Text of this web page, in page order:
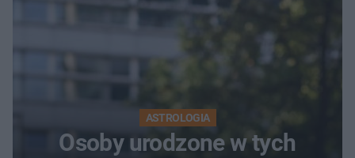
ASTROLOGIA
Osoby urodzone w tych